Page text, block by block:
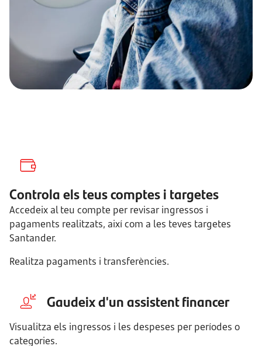
Controla els teus comptes i targetes
Accedeix al teu compte per revisar ingressos i
pagaments realitzats, així com a les teves targetes
Santander.
Realitza pagaments i transferències.
Gaudeix d'un assistent financer
Visualitza els ingressos i les despeses per períodes o
categories.